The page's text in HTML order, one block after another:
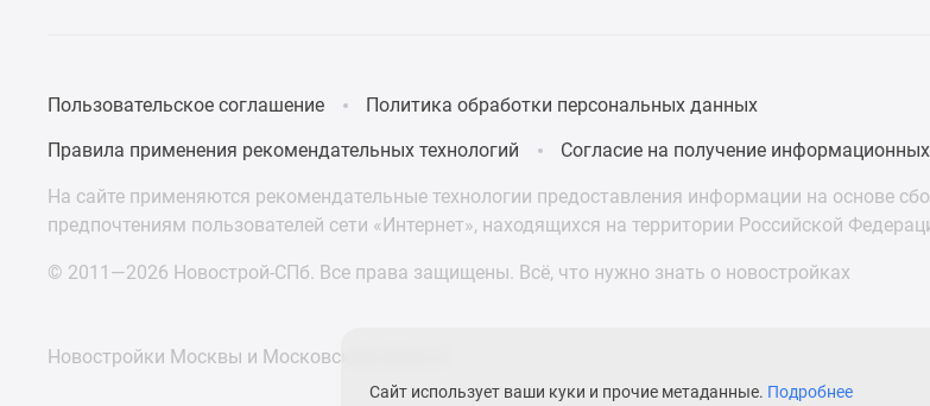
Пользовательское соглашение
Политика обработки персональных данных
Правила применения рекомендательных технологий
Согласие на получение
На сайте применяются рекомендательные технологии предоставления информации на основе
предпочтениям пользователей сети «Интернет», находящихся на территории Российской
© 2011—2026 Новострой-СПб. Все права защищены. Всё, что нужно знать о новостройках
Новостройки Москвы и Московской области
Сайт использует ваши куки и прочие метаданные. Подробнее